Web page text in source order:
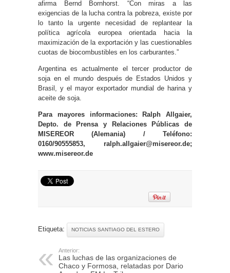
afirma Bernd Bornhorst. “Con miras a las
exigencias de la lucha contra la pobreza, existe por
lo tanto la urgente necesidad de replantear la
política agrícola europea orientada hacia la
maximización de la exportación y las cuestionables
cuotas de biocombustibles en los carburantes.”
Argentina es actualmente el tercer productor de
soja en el mundo después de Estados Unidos y
Brasil, y el mayor exportador mundial de harina y
aceite de soja.
Para mayores informaciones: Ralph Allgaier,
Depto. de Prensa y Relaciones Públicas de
MISEREOR (Alemania) / Teléfono:
0160/90555853, ralph.allgaier@misereor.de;
www.misereor.de
Etiqueta: NOTICIAS SANTIAGO DEL ESTERO
Anterior:
Las luchas de las organizaciones de
Chaco y Formosa, relatadas por Dario